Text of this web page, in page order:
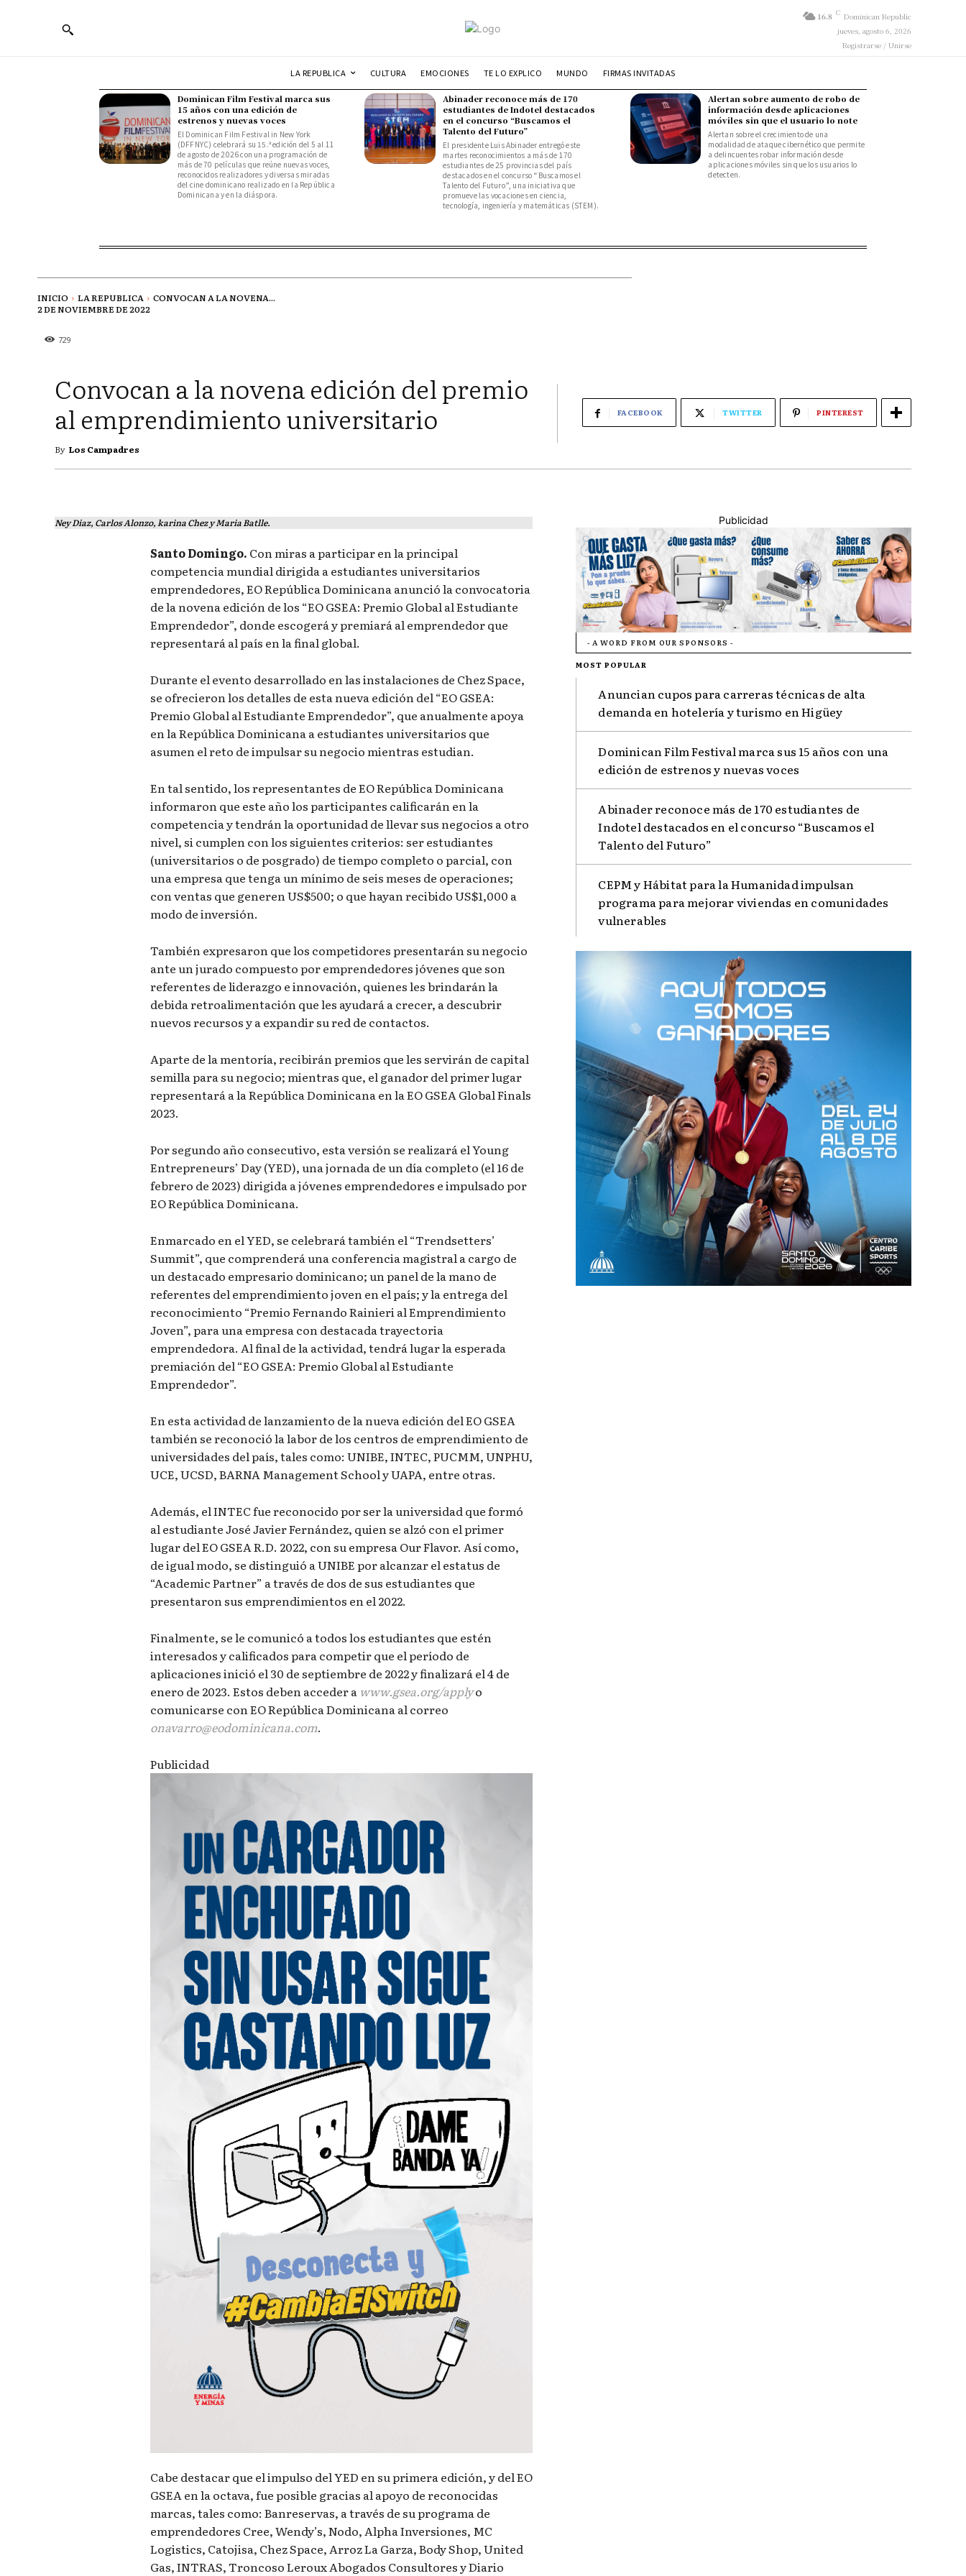
16.8 C Dominican Republic
jueves, agosto 6, 2026
Registrarse / Unirse
LA REPUBLICA CULTURA EMOCIONES TE LO EXPLICO MUNDO FIRMAS INVITADAS
Dominican Film Festival marca sus
15 años con una edición de
estrenos y nuevas voces
El Dominican Film Festival in New York
(DFFNYC) celebrará su 15.ª edición del 5 al 11
de agosto de 2026 con una programación de
más de 70 películas que reúne nuevas voces,
reconocidos realizadores y diversas miradas
del cine dominicano realizado en la República
Dominicana y en la diáspora.
Abinader reconoce más de 170
estudiantes de Indotel destacados
en el concurso “Buscamos el
Talento del Futuro”
El presidente Luis Abinader entregó este
martes reconocimientos a más de 170
estudiantes de 25 provincias del país
destacados en el concurso “Buscamos el
Talento del Futuro”, una iniciativa que
promueve las vocaciones en ciencia,
tecnología, ingeniería y matemáticas (STEM).
Alertan sobre aumento de robo de
información desde aplicaciones
móviles sin que el usuario lo note
Alertan sobre el crecimiento de una
modalidad de ataque cibernético que permite
a delincuentes robar información desde
aplicaciones móviles sin que los usuarios lo
detecten.
INICIO LA REPUBLICA
CONVOCAN A LA NOVENA...
2 DE NOVIEMBRE DE 2022
729
Convocan a la novena edición del premio
al emprendimiento universitario
By Los Campadres
FACEBOOK TWITTER PINTEREST
Ney Diaz, Carlos Alonzo, karina Chez y Maria Batlle.
Santo Domingo. Con miras a participar en la principal
competencia mundial dirigida a estudiantes universitarios
emprendedores, EO República Dominicana anunció la convocatoria
de la novena edición de los “EO GSEA: Premio Global al Estudiante
Emprendedor”, donde escogerá y premiará al emprendedor que
representará al país en la final global.
Durante el evento desarrollado en las instalaciones de Chez Space,
se ofrecieron los detalles de esta nueva edición del “EO GSEA:
Premio Global al Estudiante Emprendedor”, que anualmente apoya
en la República Dominicana a estudiantes universitarios que
asumen el reto de impulsar su negocio mientras estudian.
En tal sentido, los representantes de EO República Dominicana
informaron que este año los participantes calificarán en la
competencia y tendrán la oportunidad de llevar sus negocios a otro
nivel, si cumplen con los siguientes criterios: ser estudiantes
(universitarios o de posgrado) de tiempo completo o parcial, con
una empresa que tenga un mínimo de seis meses de operaciones;
con ventas que generen US$500; o que hayan recibido US$1,000 a
modo de inversión.
También expresaron que los competidores presentarán su negocio
ante un jurado compuesto por emprendedores jóvenes que son
referentes de liderazgo e innovación, quienes les brindarán la
debida retroalimentación que les ayudará a crecer, a descubrir
nuevos recursos y a expandir su red de contactos.
Aparte de la mentoría, recibirán premios que les servirán de capital
semilla para su negocio; mientras que, el ganador del primer lugar
representará a la República Dominicana en la EO GSEA Global Finals
2023.
Por segundo año consecutivo, esta versión se realizará el Young
Entrepreneurs’ Day (YED), una jornada de un día completo (el 16 de
febrero de 2023) dirigida a jóvenes emprendedores e impulsado por
EO República Dominicana.
Enmarcado en el YED, se celebrará también el “Trendsetters’
Summit”, que comprenderá una conferencia magistral a cargo de
un destacado empresario dominicano; un panel de la mano de
referentes del emprendimiento joven en el país; y la entrega del
reconocimiento “Premio Fernando Rainieri al Emprendimiento
Joven”, para una empresa con destacada trayectoria
emprendedora. Al final de la actividad, tendrá lugar la esperada
premiación del “EO GSEA: Premio Global al Estudiante
Emprendedor”.
En esta actividad de lanzamiento de la nueva edición del EO GSEA
también se reconoció la labor de los centros de emprendimiento de
universidades del país, tales como: UNIBE, INTEC, PUCMM, UNPHU,
UCE, UCSD, BARNA Management School y UAPA, entre otras.
Además, el INTEC fue reconocido por ser la universidad que formó
al estudiante José Javier Fernández, quien se alzó con el primer
lugar del EO GSEA R.D. 2022, con su empresa Our Flavor. Así como,
de igual modo, se distinguió a UNIBE por alcanzar el estatus de
“Academic Partner” a través de dos de sus estudiantes que
presentaron sus emprendimientos en el 2022.
Finalmente, se le comunicó a todos los estudiantes que estén
interesados y calificados para competir que el período de
aplicaciones inició el 30 de septiembre de 2022 y finalizará el 4 de
enero de 2023. Estos deben acceder a www.gsea.org/applyo
comunicarse con EO República Dominicana al correo
onavarro@eodominicana.com.
Publicidad
Cabe destacar que el impulso del YED en su primera edición, y del EO
GSEA en la octava, fue posible gracias al apoyo de reconocidas
marcas, tales como: Banreservas, a través de su programa de
emprendedores Cree, Wendy’s, Nodo, Alpha Inversiones, MC
Logistics, Catojisa, Chez Space, Arroz La Garza, Body Shop, United
Gas, INTRAS, Troncoso Leroux Abogados Consultores y Diario
Publicidad
- A WORD FROM OUR SPONSORS -
MOST POPULAR
Anuncian cupos para carreras técnicas de alta
demanda en hotelería y turismo en Higüey
Dominican Film Festival marca sus 15 años con una
edición de estrenos y nuevas voces
Abinader reconoce más de 170 estudiantes de
Indotel destacados en el concurso “Buscamos el
Talento del Futuro”
CEPM y Hábitat para la Humanidad impulsan
programa para mejorar viviendas en comunidades
vulnerables